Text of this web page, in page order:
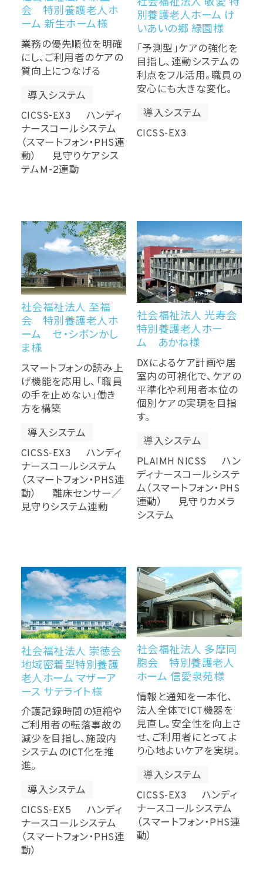
会 特別養護老人ホ
ーム 新生ホーム様
業務の優先順位を明確
にし、ご利用者のケアの
質向上につなげる
導入システム
CICSS-EX3 ハンディ
ナースコールシステム
（スマートフォン・PHS連
動） 見守りケアシス
テムM-2連動
別養護老人ホーム け
いあいの郷 緑園様
「予測型」ケアの強化を
目指し、連動システムの
利点をフル活用。職員の
安心にも大きな変化。
導入システム
CICSS-EX3
社会福祉法人 至福
会 特別養護老人ホ
ーム セ・シボンかし
ま様
スマートフォンの読み上
げ機能を応用し、「職員
の手を止めない」働き
方を構築
導入システム
CICSS-EX3 ハンディ
ナースコールシステム
（スマートフォン・PHS連
動） 離床センサー／
見守りシステム連動
社会福祉法人 光寿会
特別養護老人ホー
ム あかね様
DXによるケア計画や居
室内の可視化で、ケアの
平準化や利用者本位の
個別ケアの実現を目指
す。
導入システム
PLAIMH NICSS ハン
ディナースコールシステ
ム（スマートフォン・PHS
連動） 見守りカメラ
システム
社会福祉法人 崇徳会
地域密着型特別養護
老人ホーム マザーア
ース サテライト様
介護記録時間の短縮や
ご利用者の転落事故の
減少を目指し、施設内
システムのICT化を推
進。
導入システム
CICSS-EX5 ハンディ
ナースコールシステム
（スマートフォン・PHS連
動）
社会福祉法人 多摩同
胞会 特別養護老人
ホーム 信愛泉苑様
情報と通知を一本化、
法人全体でICT機器を
見直し。安全性を向上さ
せ、ご利用者にとってよ
り心地よいケアを実現。
導入システム
CICSS-EX3 ハンディ
ナースコールシステム
（スマートフォン・PHS連
動）